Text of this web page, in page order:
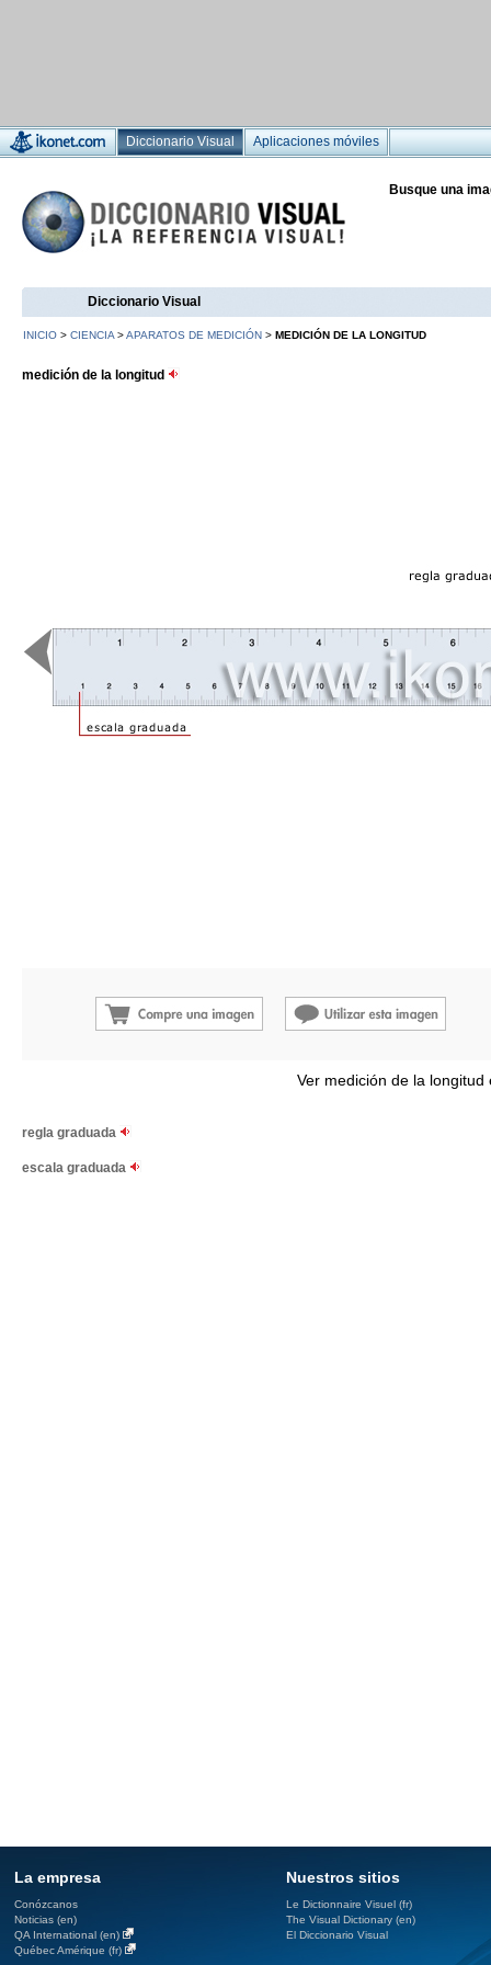
Diccionario Visual Aplicaciones móviles
Busque una
Diccionario Visual
INICIO > CIENCIA >APARATOS DE MEDICIÓN > MEDICIÓN DE LA LONGITUD
medición de la longitud
Ver medición de la
regla graduada
escala graduada
La empresa
Conózcanos
Noticias (en)
QA International (en)
Québec Amérique (fr)
Nuestros sitios
Le Dictionnaire Visuel (fr)
The Visual Dictionary (en)
El Diccionario Visual